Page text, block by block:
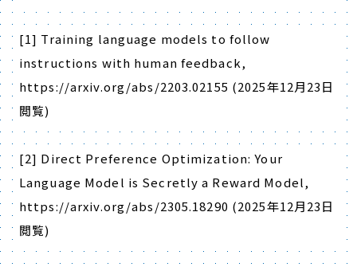
[1] Training language models to follow
instructions with human feedback,
https://arxiv.org/abs/2203.02155 (2025年12月23日
閲覧)
[2] Direct Preference Optimization: Your
Language Model is Secretly a Reward Model,
https://arxiv.org/abs/2305.18290 (2025年12月23日
閲覧)